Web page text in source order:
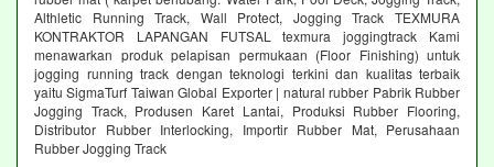
Althletic Running Track, Wall Protect, Jogging Track TEXMURA
KONTRAKTOR LAPANGAN FUTSAL texmura joggingtrack Kami
menawarkan produk pelapisan permukaan (Floor Finishing) untuk
jogging running track dengan teknologi terkini dan kualitas terbaik
yaitu SigmaTurf Taiwan Global Exporter | natural rubber Pabrik Rubber
Jogging Track, Produsen Karet Lantai, Produksi Rubber Flooring,
Distributor Rubber Interlocking, Importir Rubber Mat, Perusahaan
Rubber Jogging Track